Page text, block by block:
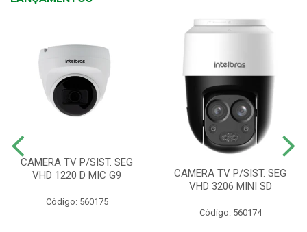
CAMERA TV P/SIST. SEG
VHD 1220 D MIC G9
Código: 560175
CAMERA TV P/SIST. SEG
VHD 3206 MINI SD
Código: 560174